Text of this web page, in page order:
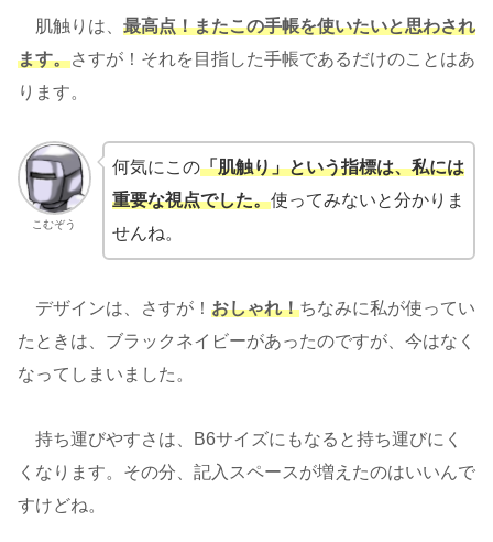
肌触りは、 最高点！またこの手帳を使いたいと思わされ
ます。さすが！それを目指した手帳であるだけのことはあ
ります。
こむぞう
何気にこの「肌触り」という指標は、私には
重要な視点でした。使ってみないと分かりま
せんね。
デザインは、さすが！ おしゃれ！ちなみに私が使ってい
たときは、ブラックネイビーがあったのですが、今はなく
なってしまいました。
持ち運びやすさは、B6サイズにもなると持ち運びにく
くなります。その分、記入スペースが増えたのはいいんで
すけどね。